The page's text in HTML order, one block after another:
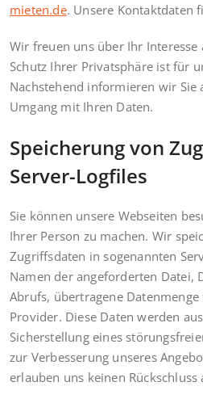
mieten.de. Unsere Kontaktdaten
Wir freuen uns über Ihr Interesse
Schutz Ihrer Privatsphäre ist für
Nachstehend informieren wir Sie
Umgang mit Ihren Daten.
Speicherung von
Server-Logfiles
Sie können unsere Webseiten
Ihrer Person zu machen. Wir
Zugriffsdaten in sogenannten
Namen der angeforderten Datei,
Abrufs, übertragene
Provider. Diese Daten werden
Sicherstellung eines
zur Verbesserung unseres
erlauben uns keinen Rückschluss